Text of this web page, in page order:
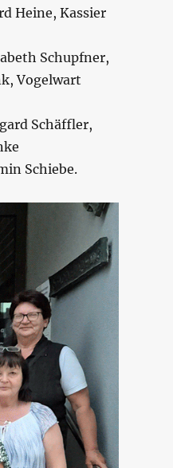
Heine, Kassier
Schupfner,
Vogelwart
Schäffler,
Schiebe.